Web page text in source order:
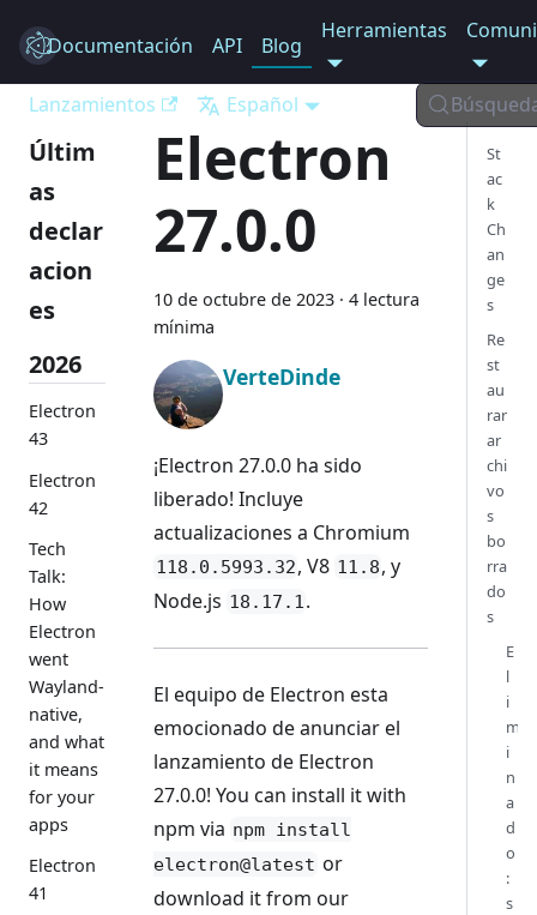
Electron
Documentación API Blog
Herramientas
Lanzamientos Español
Últim
as
declar
acion
es
2026
Electron
43
Electron
42
Tech
Talk:
How
Electron
went
Wayland-
native,
and what
it means
for your
apps
Electron
41
Electron
27.0.0
10 de octubre de 2023 · 4 lectura
mínima
VerteDinde
¡Electron 27.0.0 ha sido
liberado! Incluye
actualizaciones a Chromium
118.0.5993.32, V8 11.8, y
Node.js 18.17.1 .
El equipo de Electron esta
emocionado de anunciar el
lanzamiento de Electron
27.0.0! You can install it with
npm via npm install
electron@latest or
download it from our
St
ac
k
Ch
an
ge
s
Re
st
au
rar
ar
chi
vo
s
bo
rra
do
s
E
l
i
m
i
n
a
d
o
:
s